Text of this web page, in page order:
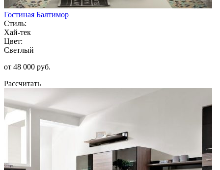
Гостиная Балтимор
Стиль:
Хай-тек
Цвет:
Светлый
от 48 000 руб.
Рассчитать